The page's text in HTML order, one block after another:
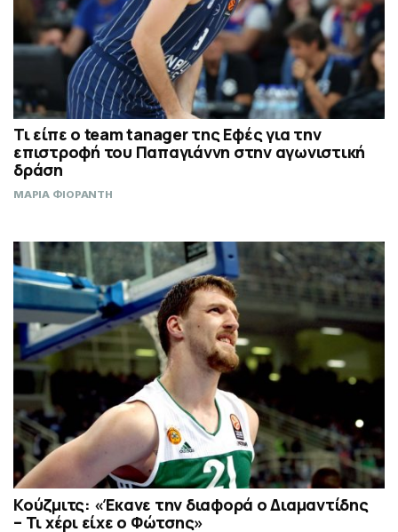
Τι είπε ο team tanager της Εφές για την
επιστροφή του Παπαγιάννη στην αγωνιστική
δράση
ΜΑΡΙΑ ΦΙΟΡΑΝΤΗ
Κούζμιτς: «Έκανε την διαφορά ο Διαμαντίδης
– Τι χέρι είχε ο Φώτσης»